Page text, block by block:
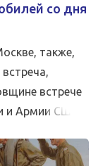
со дня
также,
встрече
и Армии США